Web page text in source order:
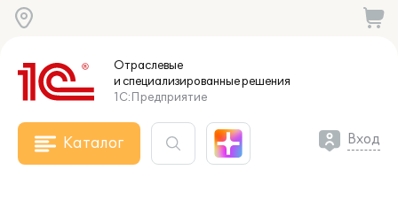
Отраслевые
и специализированныерешения
1С:Предприятие
Каталог Вход